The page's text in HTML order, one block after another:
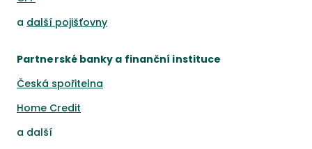
a další pojišťovny
Partnerské banky a finanční instituce
Česká spořitelna
Home Credit
a další